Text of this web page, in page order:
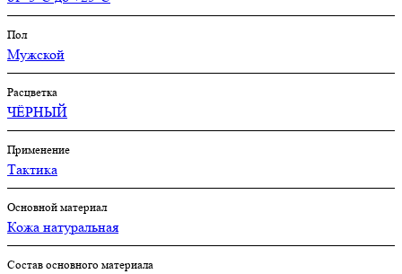
Пол
Мужской
Расцветка
ЧЁРНЫЙ
Применение
Тактика
Основной материал
Кожа натуральная
Состав основного материала